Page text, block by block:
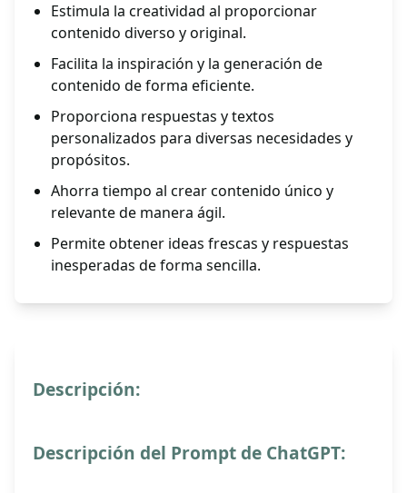
Estimula la creatividad al proporcionar
contenido diverso y original.
Facilita la inspiración y la generación de
contenido de forma eficiente.
Proporciona respuestas y textos
personalizados para diversas necesidades y
propósitos.
Ahorra tiempo al crear contenido único y
relevante de manera ágil.
Permite obtener ideas frescas y respuestas
inesperadas de forma sencilla.
Descripción:
Descripción del Prompt de ChatGPT: